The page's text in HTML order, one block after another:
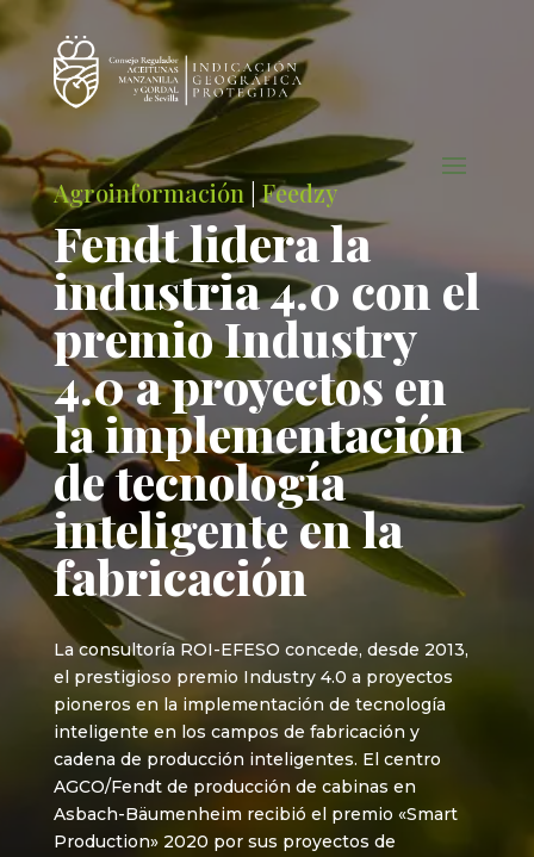
Agroinformación |Feedzy
Fendt lidera la
industria 4.0 con el
premio Industry
4.0 a proyectos en
la implementación
de tecnología
inteligente en la
fabricación
La consultoría ROI-EFESO concede, desde 2013,
el prestigioso premio Industry 4.0 a proyectos
pioneros en la implementación de tecnología
inteligente en los campos de fabricación y
cadena de producción inteligentes. El centro
AGCO/Fendt de producción de cabinas en
Asbach-Bäumenheim recibió el premio «Smart
Production» 2020 por sus proyectos de